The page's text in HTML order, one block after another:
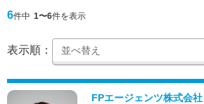
6件中 1〜6件を表示
表示順：
FPエージェンツ株式会社